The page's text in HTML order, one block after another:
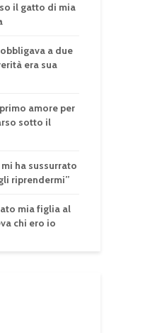
il gatto di mia
a due
era sua
amore per
sotto il
ha sussurrato
riprendermi”
mia figlia al
chi ero io